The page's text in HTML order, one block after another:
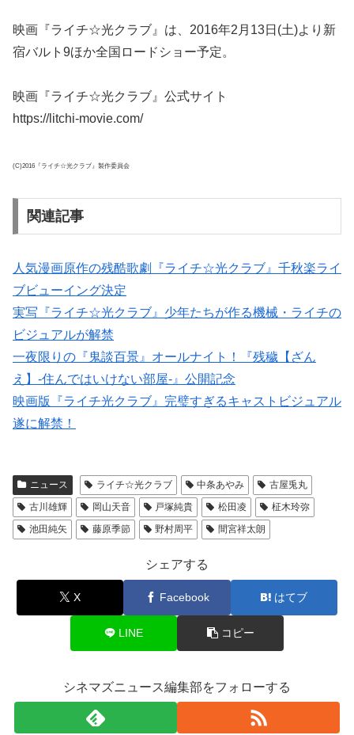
映画『ライチ☆光クラブ』は、2016年2月13日(土)より新
宿バルト9ほか全国ロードショー予定。
映画『ライチ☆光クラブ』公式サイト
https://litchi-movie.com/
(C)2016『ライチ☆光クラブ』製作委員会
関連記事
人気漫画原作の残酷歌劇『ライチ☆光クラブ』千秋楽ライ
ブビューイング決定
実写『ライチ☆光クラブ』少年たちが作る機械・ライチの
ビジュアルが解禁
一夜限りの『鬼談百景』オールナイト！『残穢【ざん
え】-住んではいけない部屋-』公開記念
映画版『ライチ光クラブ』完璧すぎるキャストビジュアル
遂に解禁！
ニュース ライチ☆光クラブ 中条あやみ
古屋兎丸
古川雄輝
岡山天音 戸塚純貴 松田凌
柾木玲弥
池田純矢
藤原季節 野村周平 間宮祥太朗
シェアする
X Facebook はてブ
LINE コピー
シネマズニュース編集部をフォローする